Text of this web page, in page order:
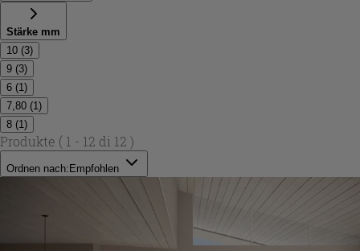
Stärke mm
10 (3)
9 (3)
6 (1 )
7,80 (1 )
8 (1 )
Produkte ( 1 - 12 di 12 )
Ordnen nach: Empfohlen